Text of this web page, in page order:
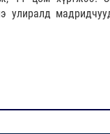
улиралд